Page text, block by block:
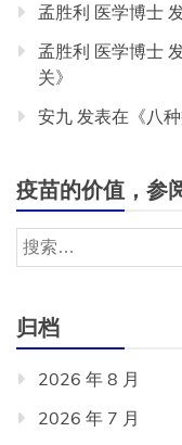
孟胜利 医学博士
孟胜利 医学博士
关》
安九 发表在《八
疫苗的价值，参
搜
索：
归档
2026 年 8 月
2026 年 7 月